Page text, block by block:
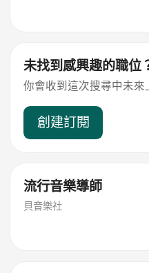
未找到感興趣的職位
你會收到這次搜尋中未
創建訂閱
流行音樂導師
貝音樂社